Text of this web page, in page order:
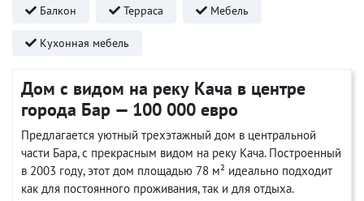
Балкон Терраса Мебель
Кухонная мебель
Дом с видом на реку Кача в центре
города Бар — 100 000 евро
Предлагается уютный трехэтажный дом в центральной
части Бара, с прекрасным видом на реку Кача. Построенный
в 2003 году, этот дом площадью 78 м² идеально подходит
как для постоянного проживания, так и для отдыха.